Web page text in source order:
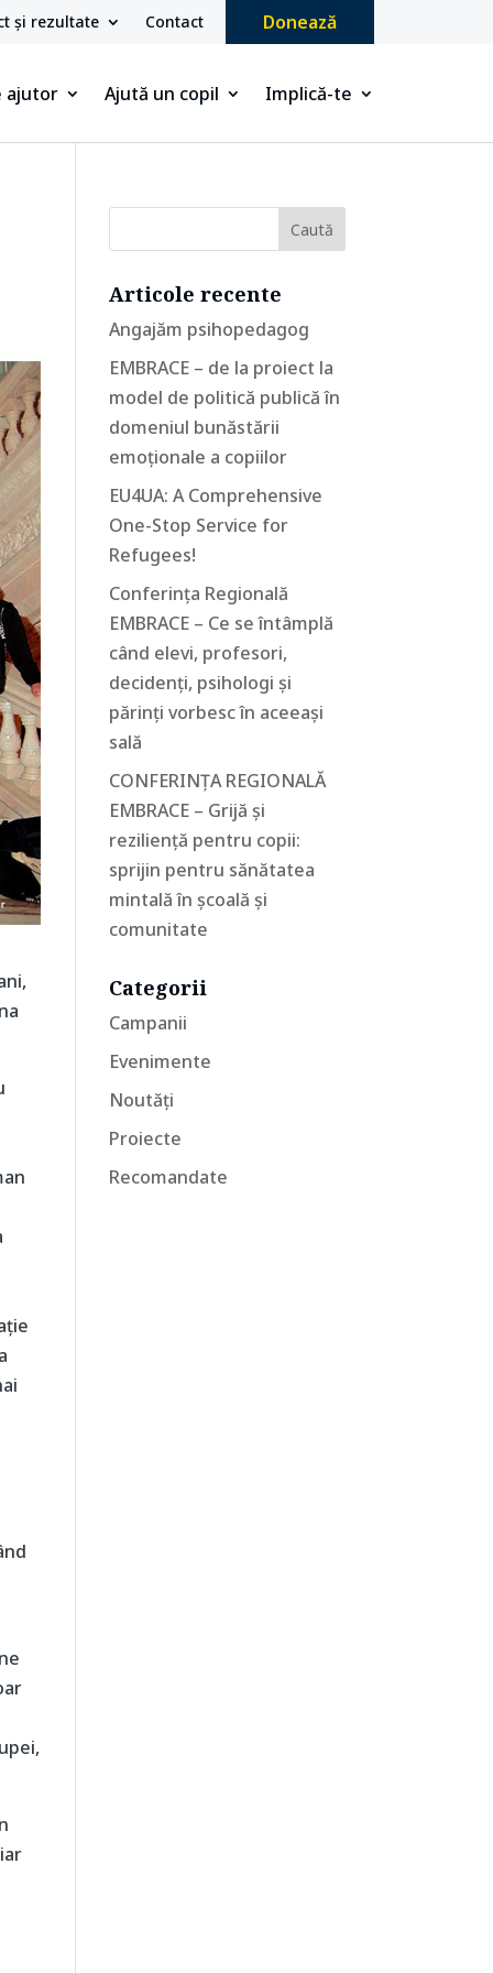
și rezultate Contact Donează
ajutor Ajută un copil Implică-te
Articole recente
Angajăm psihopedagog
EMBRACE – de la proiect la
model de politică publică în
domeniul bunăstării
emoționale a copiilor
EU4UA: A Comprehensive
One-Stop Service for
Refugees!
Conferința Regională
EMBRACE – Ce se întâmplă
când elevi, profesori,
decidenți, psihologi și
părinți vorbesc în aceeași
sală
CONFERINȚA REGIONALĂ
EMBRACE – Grijă și
reziliență pentru copii:
sprijin pentru sănătatea
mintală în școală și
comunitate
Categorii
Campanii
Evenimente
Noutăți
Proiecte
Recomandate